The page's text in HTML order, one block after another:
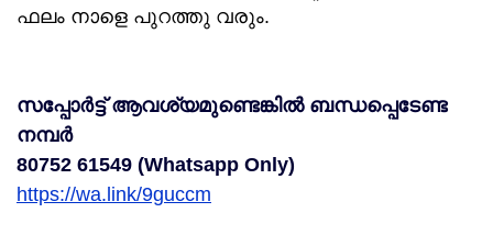
ഫലം നാളെ പുറത്തു വരും.
സപ്പോർട്ട് ആവശ്യമുണ്ടെങ്കിൽ ബന്ധപ്പെടേണ്ട
നമ്പർ
80752 61549 (Whatsapp Only)
https://wa.link/9guccm